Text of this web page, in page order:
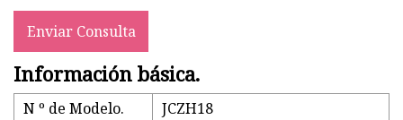
Enviar Consulta
Información básica.
N º de Modelo.
JCZH18